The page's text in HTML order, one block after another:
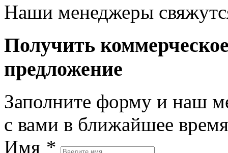
Наши менеджеры
Получить
предложение
Заполните форму и наш
с вами в ближайшее время
Имя *